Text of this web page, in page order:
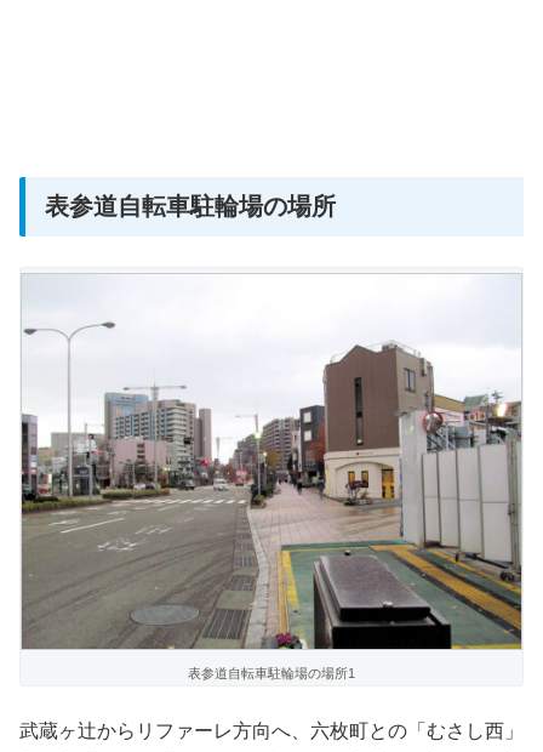
表参道自転車駐輪場の場所
表参道自転車駐輪場の場所1
武蔵ヶ辻からリファーレ方向へ、六枚町との「むさし西」